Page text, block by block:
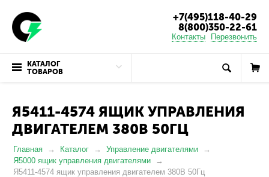
+7(495)118-40-29
8(800)350-22-61
Контакты Перезвонить
КАТАЛОГ
ТОВАРОВ
Я5411-4574 ЯЩИК УПРАВЛЕНИЯ
ДВИГАТЕЛЕМ 380В 50ГЦ
Главная Каталог
Управление двигателями
Я5000 ящик управления двигателями
Я5411-4574 ящик управления двигателем 380В 50Гц